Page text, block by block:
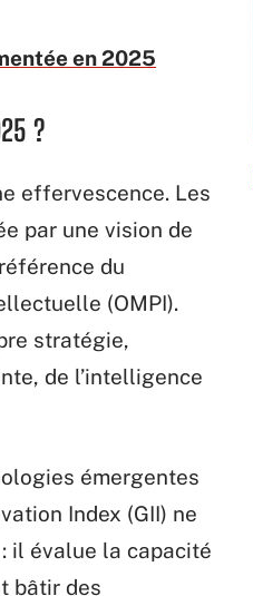
en 2025
?
effervescence. Les
par une vision de
du
(OMPI).
stratégie,
de l’intelligence
émergentes
Index (GII) ne
il évalue la capacité
bâtir des